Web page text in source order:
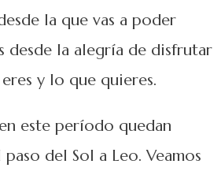
la que vas a poder
desde la alegría de disfrutar
y lo que quieres.
este período quedan
del Sol a Leo. Veamos